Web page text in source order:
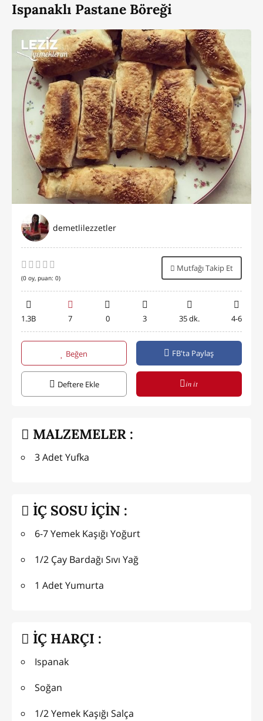
Ispanaklı Pastane Böreği
demetlilezzetler
(0 oy, puan: 0)
Mutfağı Takip Et
1.3B 7 0 3 35 dk. 4-6
Beğen FB'ta Paylaş
Deftere Ekle in it
MALZEMELER :
3 Adet Yufka
İÇ SOSU İÇİN :
6-7 Yemek Kaşığı Yoğurt
1/2 Çay Bardağı Sıvı Yağ
1 Adet Yumurta
İÇ HARÇI :
Ispanak
Soğan
1/2 Yemek Kaşığı Salça